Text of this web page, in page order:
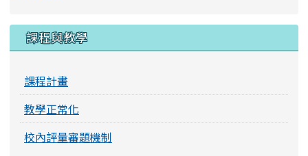
課程與教學
課程計畫
教學正常化
校內評量審題機制